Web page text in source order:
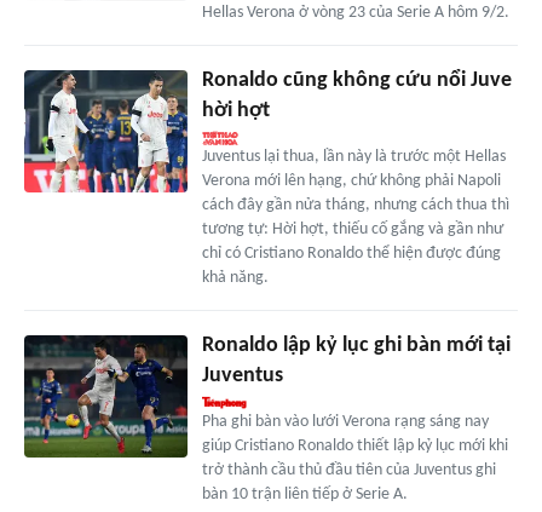
Hellas Verona ở vòng 23 của Serie A hôm 9/2.
Ronaldo cũng không cứu nổi Juve
hời hợt
Juventus lại thua, lần này là trước một Hellas
Verona mới lên hạng, chứ không phải Napoli
cách đây gần nửa tháng, nhưng cách thua thì
tương tự: Hời hợt, thiếu cố gắng và gần như
chỉ có Cristiano Ronaldo thể hiện được đúng
khả năng.
Ronaldo lập kỷ lục ghi bàn mới tại
Juventus
Pha ghi bàn vào lưới Verona rạng sáng nay
giúp Cristiano Ronaldo thiết lập kỷ lục mới khi
trở thành cầu thủ đầu tiên của Juventus ghi
bàn 10 trận liên tiếp ở Serie A.